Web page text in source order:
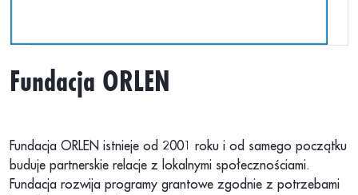
Fundacja ORLEN
Fundacja ORLEN istnieje od 2001 roku i od samego początku
buduje partnerskie relacje z lokalnymi społecznościami.
Fundacja rozwija programy grantowe zgodnie z potrzebami